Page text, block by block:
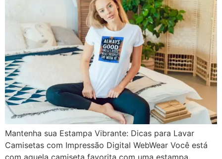
Mantenha sua Estampa Vibrante: Dicas para Lavar
Camisetas com Impressão Digital WebWear Você está
com aquela camiseta favorita com uma estampa